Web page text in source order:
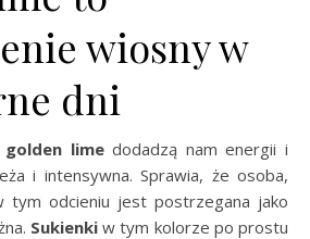
wiosny w
dni
golden limedodadzą nam energii i
i intensywna. Sprawia, że osoba,
tym odcieniu jest postrzegana jako
Sukienkiw tym kolorze po prostu